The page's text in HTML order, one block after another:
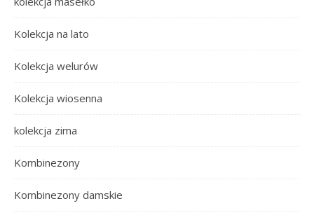
Kolekcja na lato
Kolekcja welurów
Kolekcja wiosenna
kolekcja zima
Kombinezony
Kombinezony damskie